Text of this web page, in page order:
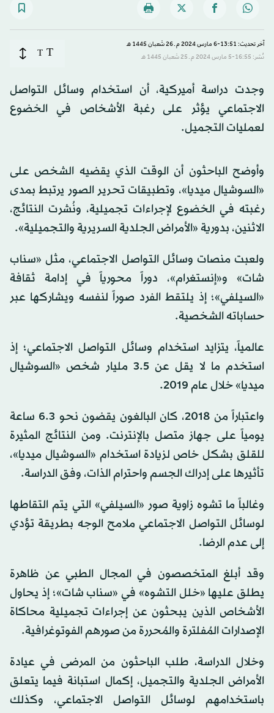
آخر تحديث: 13:51-6 مارس 2024 م ـ 26 شَعبان 1445 هـ
نُشر: 16:55-5 مارس 2024 م ـ 25 شَعبان 1445 هـ
T
T
وجدت دراسة أميركية، أن استخدام وسائل التواصل
الاجتماعي يؤثر على رغبة الأشخاص في الخضوع
لعمليات التجميل.
وأوضح الباحثون أن الوقت الذي يقضيه الشخص على
«السوشيال ميديا»، وتطبيقات تحرير الصور يرتبط بمدى
رغبته في الخضوع لإجراءات تجميلية، ونُشرت النتائج،
الاثنين، بدورية «الأمراض الجلدية السريرية والتجميلية».
ولعبت منصات وسائل التواصل الاجتماعي، مثل «سناب
شات» و«إنستغرام»، دوراً محورياً في إدامة ثقافة
«السيلفي»؛ إذ يلتقط الفرد صوراً لنفسه ويشاركها عبر
حساباته الشخصية.
عالمياً، يتزايد استخدام وسائل التواصل الاجتماعي؛ إذ
استخدم ما لا يقل عن 3.5 مليار شخص «السوشيال
ميديا» خلال عام 2019.
واعتباراً من 2018، كان البالغون يقضون نحو 6.3 ساعة
يومياً على جهاز متصل بالإنترنت. ومن النتائج المثيرة
للقلق بشكل خاص لزيادة استخدام «السوشيال ميديا»،
تأثيرها على إدراك الجسم واحترام الذات، وفق الدراسة.
وغالباً ما تشوه زاوية صور «السيلفي» التي يتم التقاطها
لوسائل التواصل الاجتماعي ملامح الوجه بطريقة تؤدي
إلى عدم الرضا.
وقد أبلغ المتخصصون في المجال الطبي عن ظاهرة
يطلق عليها «خلل التشوه» في «سناب شات»؛ إذ يحاول
الأشخاص الذين يبحثون عن إجراءات تجميلية محاكاة
الإصدارات المُفلترة والمُحررة من صورهم الفوتوغرافية.
وخلال الدراسة، طلب الباحثون من المرضى في عيادة
الأمراض الجلدية والتجميل، إكمال استبانة فيما يتعلق
باستخدامهم لوسائل التواصل الاجتماعي، وكذلك